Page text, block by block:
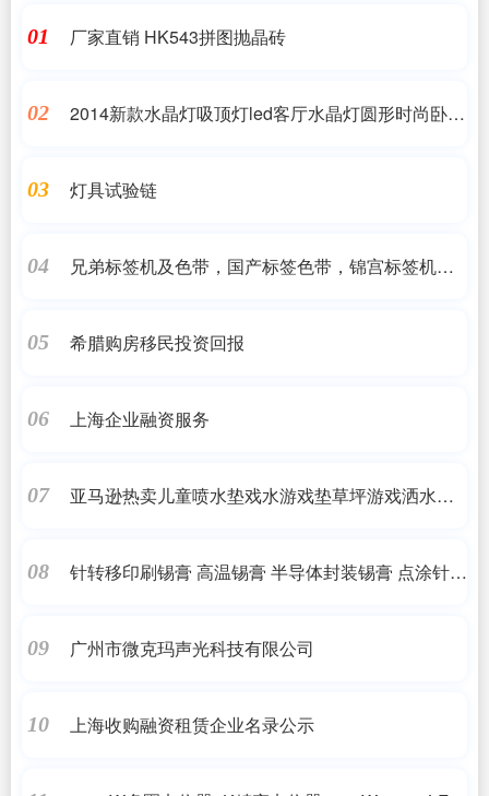
01 厂家直销 HK543拼图抛晶砖
02
2014新款水晶灯吸顶灯led客厅水晶灯圆形时尚卧室
03 灯具试验链
04
兄弟标签机及色带，国产标签色带，锦宫标签机及
05 希腊购房移民投资回报
06 上海企业融资服务
07
亚马逊热卖儿童喷水垫戏水游戏垫草坪游戏洒水垫
08
针转移印刷锡膏 高温锡膏 半导体封装锡膏 点涂针管
09 广州市微克玛声光科技有限公司
10 上海收购融资租赁企业名录公示